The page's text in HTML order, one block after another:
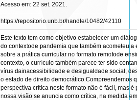
Acesso em: 22 set. 2021.
https://repositorio.unb.br/handle/10482/42110
Este texto tem como objetivo estabelecer um
do contextode pandemia que também acometeu a
sobre a prática curricular no formato remotode
contexto, o currículo também parece ter sido
vírus dainacessibilidade e desigualdade social,
o estado de direito democrático.Compreendemos
perspectiva crítica neste formato não é fácil, mas é
nossa visão se anuncia como crítica, na medida